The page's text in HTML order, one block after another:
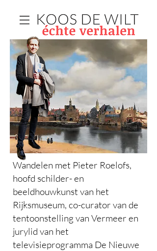
Wandelen met Pieter Roelofs,
hoofd schilder- en
beeldhouwkunst van het
Rijksmuseum, co-curator van de
tentoonstelling van Vermeer en
jurylid van het
televisieprogramma De Nieuwe